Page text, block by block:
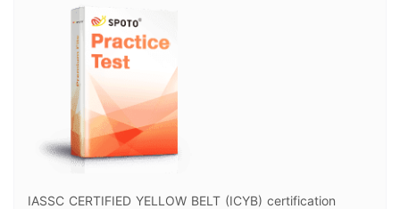
IASSC CERTIFIED YELLOW BELT (ICYB) certification